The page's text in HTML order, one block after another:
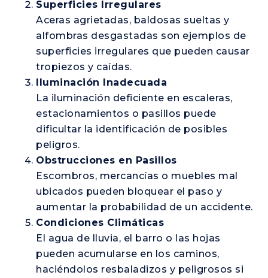
Superficies Irregulares
Aceras agrietadas, baldosas sueltas y
alfombras desgastadas son ejemplos de
superficies irregulares que pueden causar
tropiezos y caídas.
Iluminación Inadecuada
La iluminación deficiente en escaleras,
estacionamientos o pasillos puede
dificultar la identificación de posibles
peligros.
Obstrucciones en Pasillos
Escombros, mercancías o muebles mal
ubicados pueden bloquear el paso y
aumentar la probabilidad de un accidente.
Condiciones Climáticas
El agua de lluvia, el barro o las hojas
pueden acumularse en los caminos,
haciéndolos resbaladizos y peligrosos si